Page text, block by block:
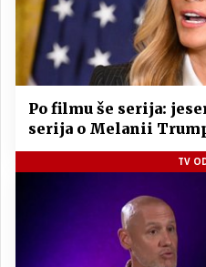
Po filmu še serija:
serija o Melanii
TV